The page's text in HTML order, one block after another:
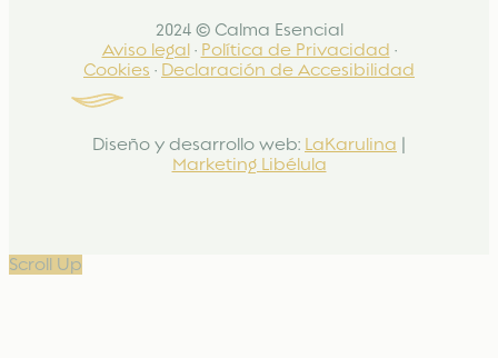
2024 © Calma Esencial
Aviso legal· Política de Privacidad ·
Cookies · Declaración de Accesibilidad
Diseño y desarrollo web: LaKarulina
Marketing Libélula
Scroll Up